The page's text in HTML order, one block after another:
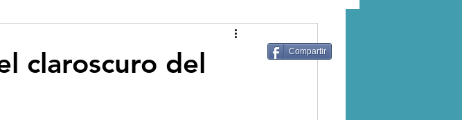
Agua-Dieta
claroscuro del
Compartir